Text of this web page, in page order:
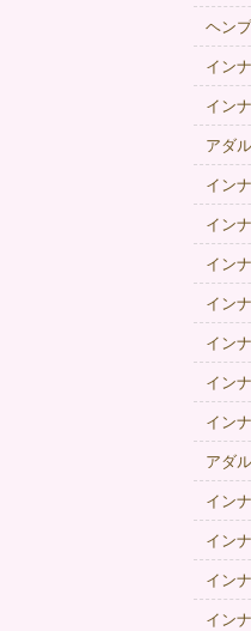
ヘン
イン
イン
アダ
イン
イン
イン
イン
イン
イン
イン
アダ
イン
イン
イン
イン